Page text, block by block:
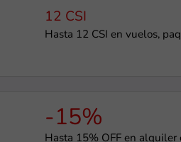
12 CSI
Hasta 12 CSI en vuelos,
-15%
Hasta 15% OFF en alquiler